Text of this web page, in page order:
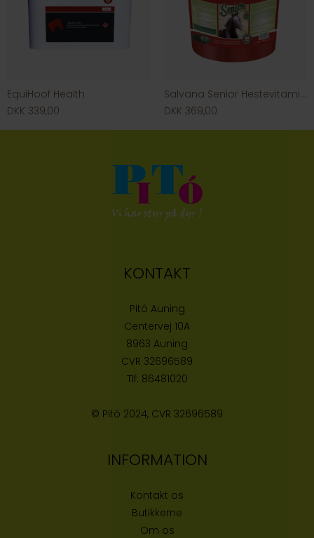
EquiHoof Health
DKK 339,00
Salvana Senior Hestevitamin og mineral
DKK 369,00
KONTAKT
Pitó Auning
Centervej 10A
8963 Auning
CVR 32696589
Tlf: 86481020
© Pitó 2024, CVR 32696589
INFORMATION
Kontakt os
Butikkerne
Om os